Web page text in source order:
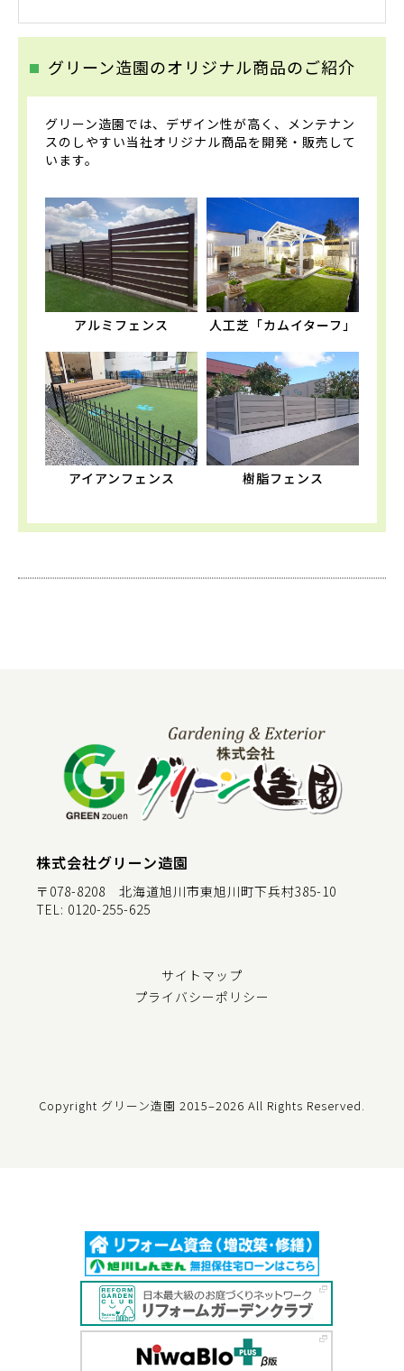
グリーン造園のオリジナル商品のご紹介
グリーン造園では、デザイン性が高く、メンテナン
スのしやすい当社オリジナル商品を開発・販売して
います。
アルミフェンス 人工芝「カムイターフ」
アイアンフェンス 樹脂フェンス
株式会社グリーン造園
〒078-8208 北海道旭川市東旭川町下兵村385-10
TEL: 0120-255-625
サイトマップ
プライバシーポリシー
Copyright グリーン造園 2015–2026 All Rights Reserved.